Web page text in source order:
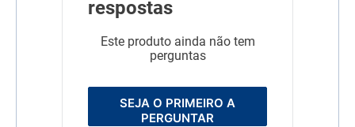
respostas
Este produto ainda não tem
perguntas
SEJA O PRIMEIRO A
PERGUNTAR